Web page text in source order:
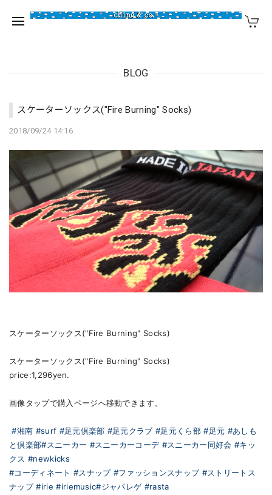
BLOG
スケーターソックス("Fire Burning" Socks)
2018/09/24 14:16
スケーターソックス("Fire Burning" Socks)
スケーターソックス("Fire Burning" Socks)
price:1,296yen.
画像タップで購入ページへ移動できます。
#湘南 #surf #足元倶楽部 #足元クラブ #足元くら部 #足元 #あしも
と倶楽部#スニーカー #スニーカーコーデ #スニーカー同好会 #キッ
クス #newkicks
#コーディネート #スナップ #ファッションスナップ #ストリートス
ナップ #irie #iriemusic#ジャパレゲ #rasta